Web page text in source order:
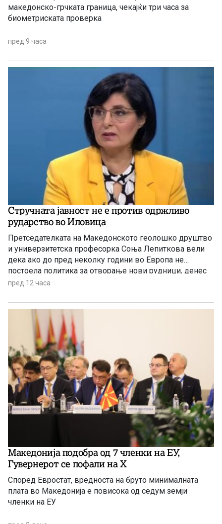
македонско-грчката граница, чекајќи три часа за
биометриската проверка
пред 9 часа
Стручната јавност не е против одржливо
рударство во Иловица
Претседателката на Македонското геолошко друштво
и универзитетска професорка Соња Лепиткова вели
дека ако до пред неколку години во Европа не
постоела политика за отворање нови рудници, денес
таа политика е апсолутно сменета и листата на
пред 12 часа
Македонија подобра од 7 членки на ЕУ,
Гувернерот се пофали на Х
Според Евростат, вредноста на бруто минималната
плата во Македонија е повисока од седум земји
членки на ЕУ